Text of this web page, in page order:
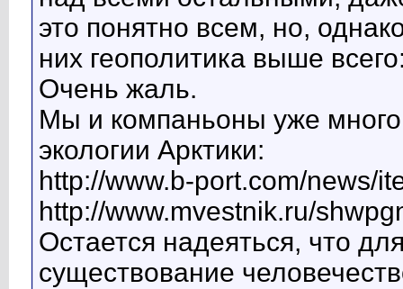
это понятно всем, но,
них геополитика выше
Очень жаль.
Мы и компаньоны уже
экологии Арктики:
http://www.b-port.com/news/
http://www.mvestnik.ru/
Остается надеяться, что
существование